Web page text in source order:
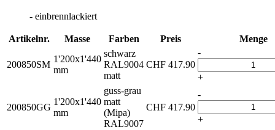
- einbrennlackiert
Artikelnr. Masse Farben Preis Menge
200850SM
1'200x1'440
mm
schwarz
RAL9004
matt
CHF 417.90
-
+
200850GG
1'200x1'440
mm
guss-grau
matt
(Mipa)
RAL9007
CHF 417.90
-
+